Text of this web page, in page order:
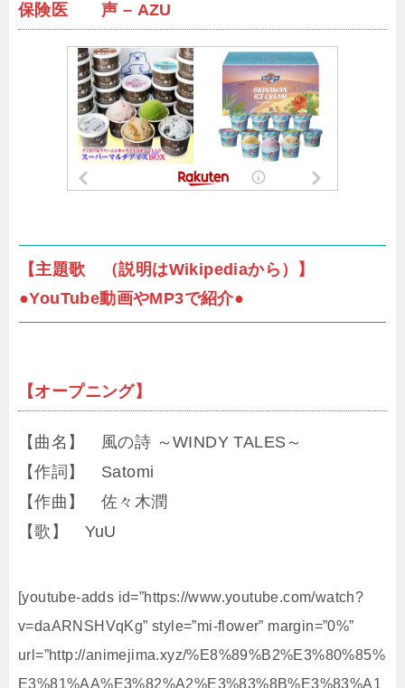
保険医 声 – AZU
【主題歌 （説明はWikipediaから）】
●YouTube動画やMP3で紹介●
【オープニング】
【曲名】 風の詩 ～WINDY TALES～
【作詞】 Satomi
【作曲】 佐々木潤
【歌】 YuU
[youtube-adds id=”https://www.youtube.com/watch?
v=daARNSHVqKg” style=”mi-flower” margin=”0%”
url=”http://animejima.xyz/%E8%89%B2%E3%80%85%
E3%81%AA%E3%82%A2%E3%83%8B%E3%83%A1